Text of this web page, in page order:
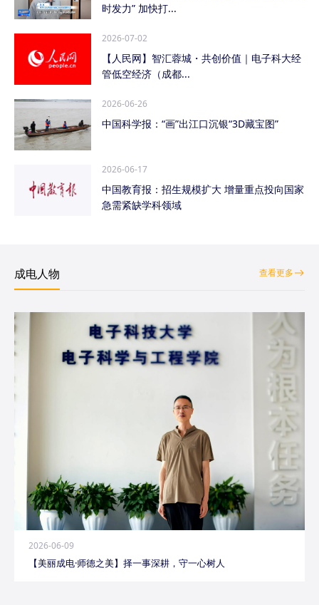
时发力” 加快打...
2026-07-02
【人民网】智汇蓉城・共创价值｜电子科大经
管低空经济（成都...
2026-06-26
中国科学报：“画”出江口沉银“3D藏宝图”
2026-06-17
中国教育报：招生规模扩大 增量重点投向国家
急需紧缺学科领域
成电人物 查看更多
2026-06-09
【美丽成电·师德之美】择一事深耕，守一心树人